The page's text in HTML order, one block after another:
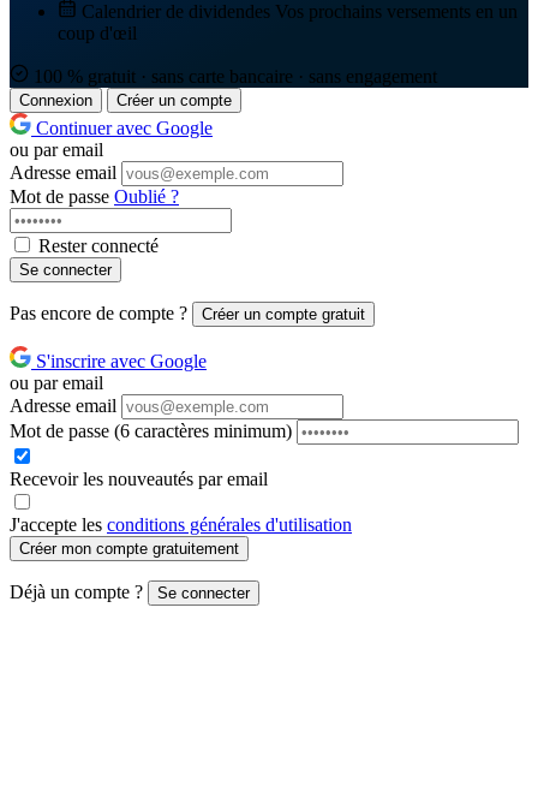
Calendrier de dividendes Vos prochains versements en un
coup d'œil
100 % gratuit · sans carte bancaire · sans engagement
Connexion Créer un compte
Continuer avec Google
ou par email
Adresse email
Mot de passe Oublié ?
Rester connecté
Se connecter
Pas encore de compte ? Créer un compte gratuit
S'inscrire avec Google
ou par email
Adresse email
Mot de passe (6 caractères minimum)
Recevoir les nouveautés par email
J'accepte les conditions générales d'utilisation
Créer mon compte gratuitement
Déjà un compte ? Se connecter